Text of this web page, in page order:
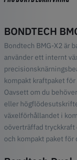
BONDTECH
Bondtech BMG-X2 är
använder ett internt
kompakt kraftpaket
Oavsett om du
eller
växelförhållandet i
oöverträffad
och kompakt paket